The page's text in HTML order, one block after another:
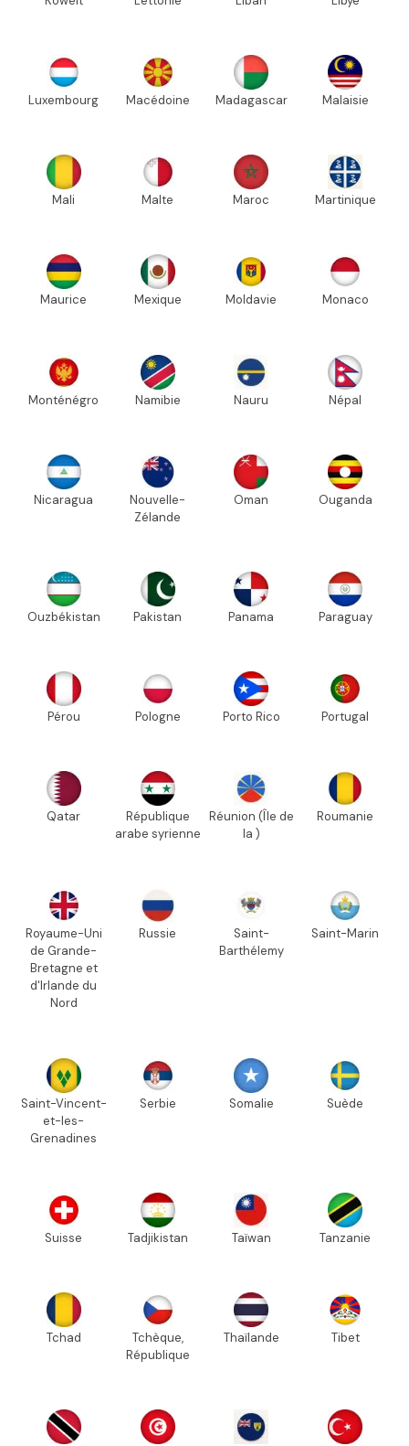
Luxembourg Macédoine Madagascar Malaisie
Mali Malte Maroc Martinique
Maurice Mexique Moldavie Monaco
Monténégro Namibie Nauru Népal
Nicaragua
Nouvelle-
Zélande
Oman Ouganda
Ouzbékistan Pakistan Panama Paraguay
Pérou Pologne Porto Rico Portugal
Qatar
République
arabe syrienne
Réunion (Île de
la )
Roumanie
Royaume-Uni
de Grande-
Bretagne et
d'Irlande du
Nord
Russie
Saint-
Barthélemy
Saint-Marin
Saint-Vincent-
et-les-
Grenadines
Serbie Somalie Suède
Suisse Tadjikistan Taïwan Tanzanie
Tchad
Tchèque,
République
Thaïlande Tibet